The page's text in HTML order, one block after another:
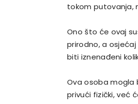
tokom putovanja,
Ono što će ovaj
prirodno, a
biti iznenađeni
Ova osoba mogla
privući fizički, već